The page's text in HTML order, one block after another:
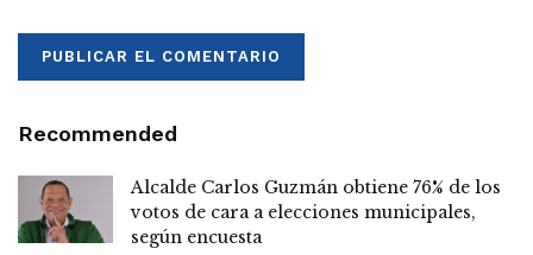
Recommended
Alcalde Carlos Guzmán obtiene 76% de los
votos de cara a elecciones municipales,
según encuesta